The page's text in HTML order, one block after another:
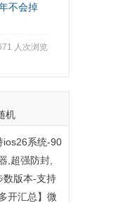
不会掉
人次浏览
机
ios26系统-90
版
,超强防封,
数版本-支持
开汇总】微